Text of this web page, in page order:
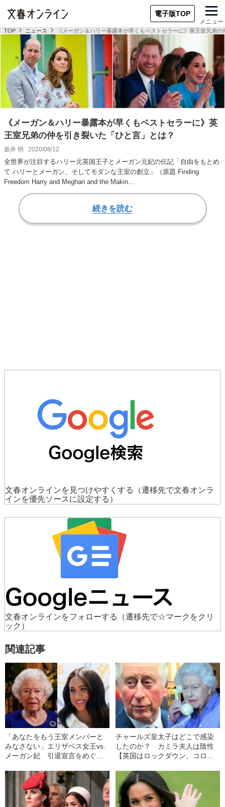
電子版TOP
メニュー
TOP ニュース 《メーガン＆ハリー暴露本が早くもベストセラーに》英王室兄弟
《メーガン＆ハリー暴露本が早くもベストセラーに》英
王室兄弟の仲を引き裂いた「ひと言」とは？
坂井 明 2020/08/12
全世界が注目するハリー元英国王子とメーガン元妃の伝記「自由をもとめ
て ハリーとメーガン、そしてモダンな王室の創立」（原題 Finding
Freedom Harry and Meghan and the Makin…
続きを読む
文春オンラインを見つけやすくする
（遷移先で文春オンラ
インを優先ソースに設定する）
文春オンラインをフォローする
（遷移先で☆マークをクリ
ック）
関連記事
「あなたをもう王室メンバーと
みなさない」エリザベス女王vs.
メーガン妃 引退宣言をめぐる
チャールズ皇太子はどこで感染
したのか？ カミラ夫人は陰性
【英国はロックダウン、コロナ